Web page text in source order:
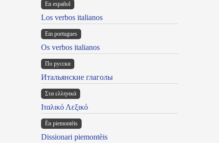
En español
Los verbos italianos
Em portugues
Os verbos italianos
По русски
Итальянские глаголы
Στα ελληνικά
Ιταλικό Λεξικό
Ën piemontèis
Dissionari piemontèis